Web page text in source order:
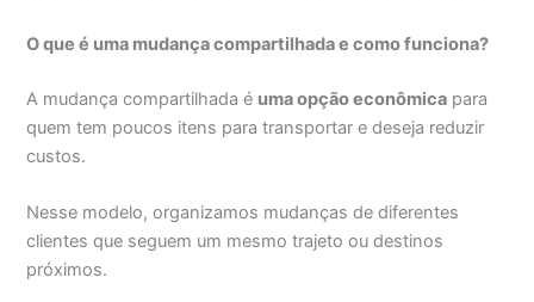
O que é uma mudança compartilhada e como funciona?
A mudança compartilhada é uma opção econômica para
quem tem poucos itens para transportar e deseja reduzir
custos.
Nesse modelo, organizamos mudanças de diferentes
clientes que seguem um mesmo trajeto ou destinos
próximos.